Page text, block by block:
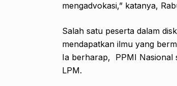
mengadvokasi,” katanya,
Salah satu peserta dalam
mendapatkan ilmu yang
Ia berharap, PPMI Nasional
LPM.